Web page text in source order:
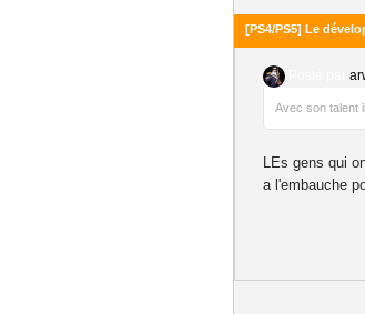
[PS4/PS5] Le
Avec son talent
LEs gens qui
a l'embauche